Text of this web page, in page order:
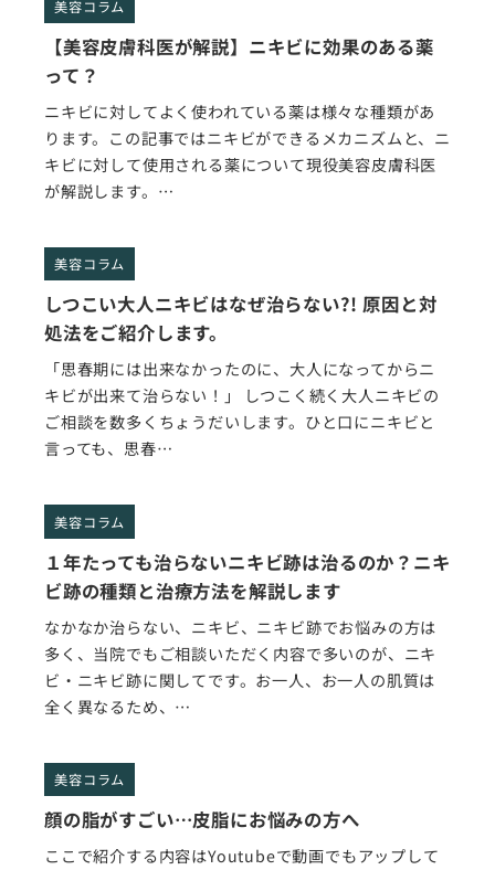
美容コラム
【美容皮膚科医が解説】ニキビに効果のある薬
って？
ニキビに対してよく使われている薬は様々な種類があ
ります。この記事ではニキビができるメカニズムと、ニ
キビに対して使用される薬について現役美容皮膚科医
が解説します。…
美容コラム
しつこい大人ニキビはなぜ治らない?! 原因と対
処法をご紹介します。
「思春期には出来なかったのに、大人になってからニ
キビが出来て治らない！」 しつこく続く大人ニキビの
ご相談を数多くちょうだいします。ひと口にニキビと
言っても、思春…
美容コラム
１年たっても治らないニキビ跡は治るのか？ニキ
ビ跡の種類と治療方法を解説します
なかなか治らない、ニキビ、ニキビ跡でお悩みの方は
多く、当院でもご相談いただく内容で多いのが、ニキ
ビ・ニキビ跡に関してです。お一人、お一人の肌質は
全く異なるため、…
美容コラム
顔の脂がすごい…皮脂にお悩みの方へ
ここで紹介する内容はYoutubeで動画でもアップして